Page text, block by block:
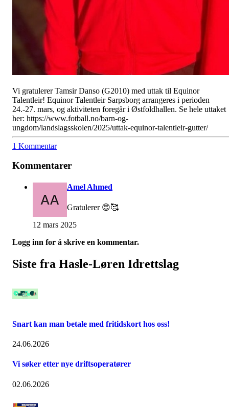
Vi gratulerer Tamsir Danso (G2010) med uttak til Equinor
Talentleir! Equinor Talentleir Sarpsborg arrangeres i perioden
24.-27. mars, og aktiviteten foregår i Østfoldhallen. Se hele uttaket
her: https://www.fotball.no/barn-og-
ungdom/landslagsskolen/2025/uttak-equinor-talentleir-gutter/
1 Kommentar
Kommentarer
Amel Ahmed
Gratulerer 😍🥰
12 mars 2025
Logg inn for å skrive en kommentar.
Siste fra Hasle-Løren Idrettslag
Snart kan man betale med fritidskort hos oss!
24.06.2026
Vi søker etter nye driftsoperatører
02.06.2026